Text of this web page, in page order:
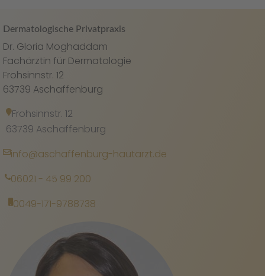
Dermatologische Privatpraxis
Dr. Gloria Moghaddam
Fachärztin für Dermatologie
Frohsinnstr. 12
63739 Aschaffenburg
Frohsinnstr. 12
63739 Aschaffenburg
info@aschaffenburg-hautarzt.de
06021 - 45 99 200
0049-171-9788738